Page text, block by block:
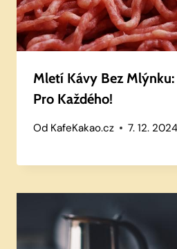
Mletí Kávy Bez
Pro Každého!
Od KafeKakao.cz 7. 12. 2024